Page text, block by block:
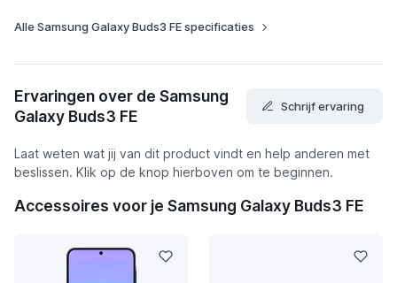
Alle Samsung Galaxy Buds3 FE specificaties
Ervaringen over de Samsung
Galaxy Buds3 FE
Schrijf ervaring
Laat weten wat jij van dit product vindt en help anderen met
beslissen. Klik op de knop hierboven om te beginnen.
Accessoires voor je Samsung Galaxy Buds3 FE